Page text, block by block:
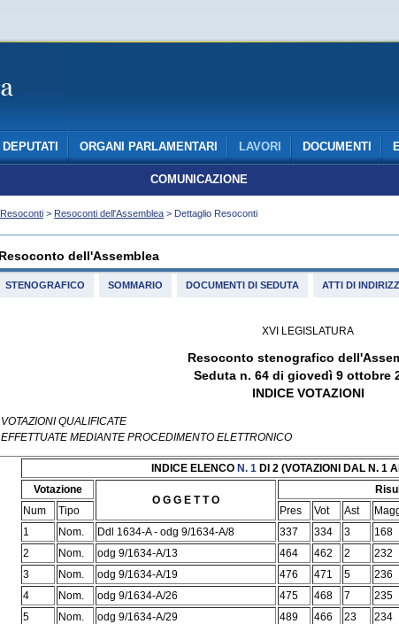
DEPUTATI ORGANI PARLAMENTARI LAVORI DOCUMENTI
COMUNICAZIONE
Resoconti > Resoconti dell'Assemblea > Dettaglio Resoconti
Resoconto dell'Assemblea
STENOGRAFICO SOMMARIO DOCUMENTI DI SEDUTA ATTI DI
XVI LEGISLATURA
Resoconto stenografico
Seduta n. 64 di giovedì 9 ottobre
INDICE VOTAZIONI
VOTAZIONI QUALIFICATE
EFFETTUATE MEDIANTE PROCEDIMENTO ELETTRONICO
INDICE ELENCO N. 1DI 2 (VOTAZIONI DAL N. 1
Votazione
O G G E T T O
Num
Tipo Pres Vot Ast
1
Nom. Ddl 1634-A - odg 9/1634-A/8 337 334 3 168
2
Nom. odg 9/1634-A/13 464 462 2 232
3
Nom. odg 9/1634-A/19 476 471 5 236
4
Nom. odg 9/1634-A/26 475 468 7 235
5
Nom. odg 9/1634-A/29 489 466 23 234